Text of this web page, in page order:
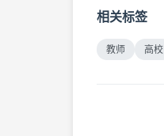
相关标签
教师 高校